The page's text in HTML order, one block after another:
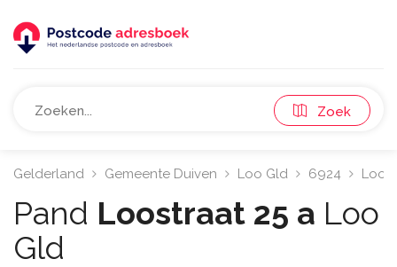
Zoek
Gelderland Gemeente Duiven Loo Gld 6924
Pand Loostraat 25 a Loo
Gld